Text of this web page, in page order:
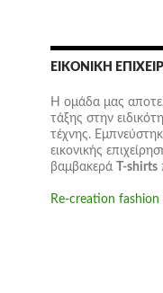
ΕΙΚΟΝΙΚΉ
Η ομάδα μας
τάξης στην
τέχνης.
εικονικής
βαμβακερά
T-shirts
Re-creation fashion